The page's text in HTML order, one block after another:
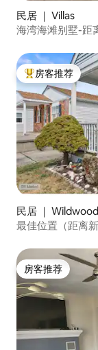
民居 ｜ Villas
海湾海滩别墅-距
热门「房客推荐
房客推荐
民居 ｜
最佳位置（距离
房客推荐
房客推荐